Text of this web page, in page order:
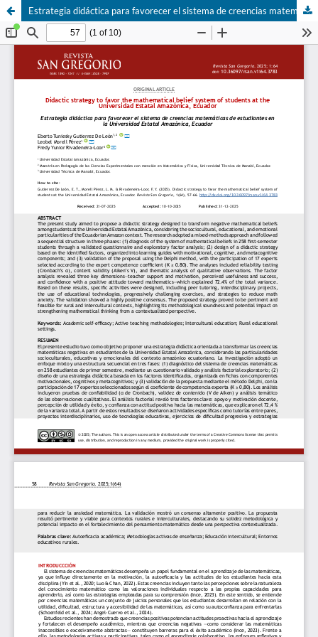
Estrategia didáctica para favorecer el sistema de creencias matemáticas de estudiantes en la Universidad Estatal Amazónica, Ecuador